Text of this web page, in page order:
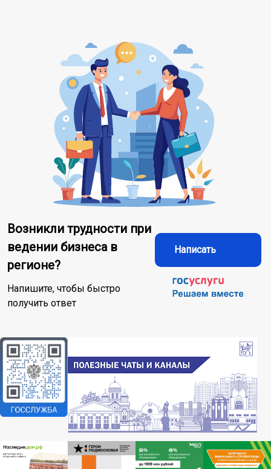
Возникли трудности при
ведении бизнеса в
регионе?
Напишите, чтобы быстро
получить ответ
Написать